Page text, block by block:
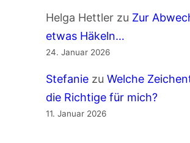
Helga Hettlerzu Zur
etwas Häkeln…
24. Januar 2026
Stefaniezu Welche
die Richtige für mich?
11. Januar 2026